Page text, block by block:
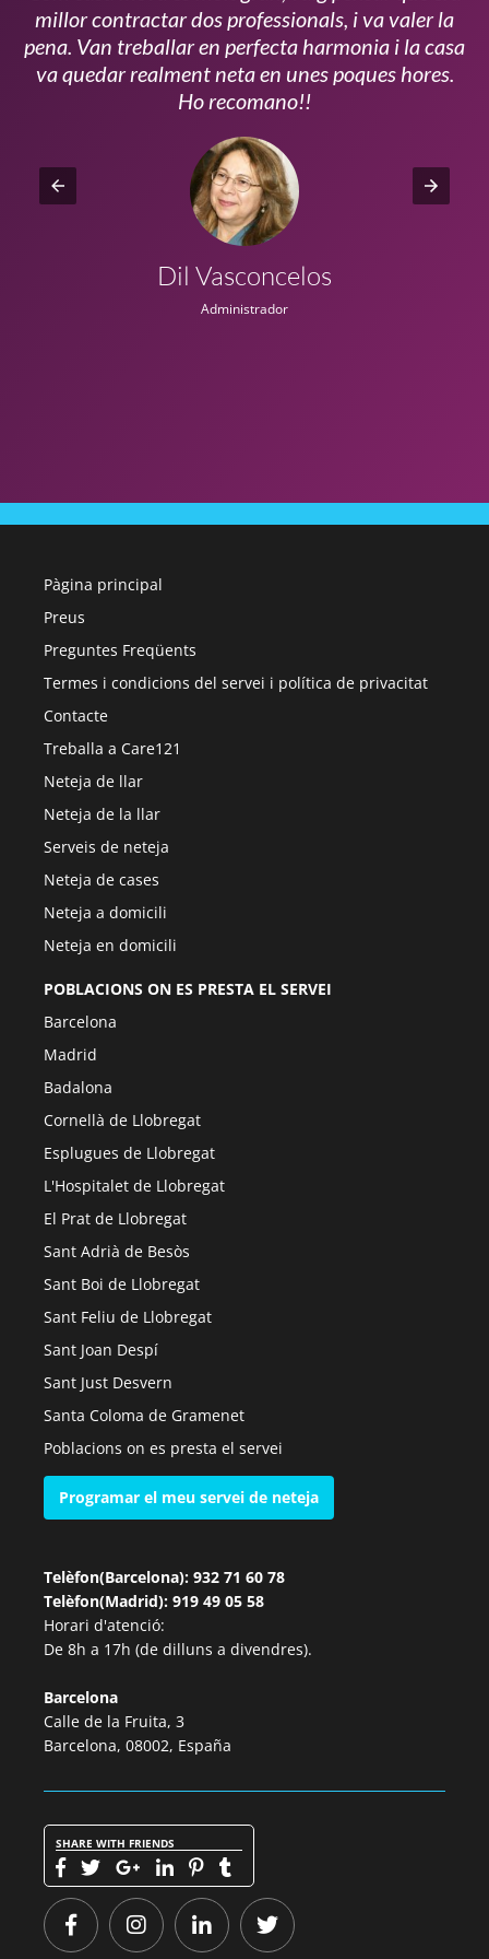
millor contractar dos professionals, i va valer la
pena. Van treballar en perfecta harmonia i la casa
va quedar realment neta en unes poques hores.
Ho recomano!!
Dil Vasconcelos
Administrador
Pàgina principal
Preus
Preguntes Freqüents
Termes i condicions del servei i política de privacitat
Contacte
Treballa a Care121
Neteja de llar
Neteja de la llar
Serveis de neteja
Neteja de cases
Neteja a domicili
Neteja en domicili
POBLACIONS ON ES PRESTA EL SERVEI
Barcelona
Madrid
Badalona
Cornellà de Llobregat
Esplugues de Llobregat
L'Hospitalet de Llobregat
El Prat de Llobregat
Sant Adrià de Besòs
Sant Boi de Llobregat
Sant Feliu de Llobregat
Sant Joan Despí
Sant Just Desvern
Santa Coloma de Gramenet
Poblacions on es presta el servei
Programar el meu servei de neteja
Telèfon(Barcelona): 932 71 60 78
Telèfon(Madrid): 919 49 05 58
Horari d'atenció:
De 8h a 17h (de dilluns a divendres).
Barcelona
Calle de la Fruita, 3
Barcelona, 08002, España
SHARE WITH FRIENDS